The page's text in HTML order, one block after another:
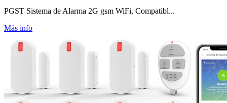
PGST Sistema de Alarma 2G gsm WiFi, Compatibl...
Más info